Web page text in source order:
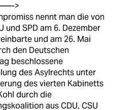
>
nennt man die von
und SPD am 6. Dezember
und am 26. Mai
den Deutschen
beschlossene
des Asylrechts unter
des vierten Kabinetts
durch die
aus CDU, CSU